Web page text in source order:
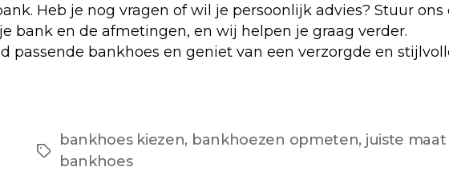
Heb je nog vragen of wil je persoonlijk advies? Stuur ons
bank en de afmetingen, en wij helpen je graag verder.
passende bankhoes en geniet van een verzorgde en
Tags
bankhoes kiezen, bankhoezen opmeten, juiste maat
bankhoes